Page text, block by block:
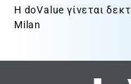
Η doValue γίνεται
Milan